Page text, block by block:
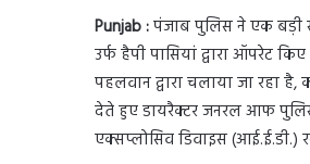
Punjab :पंजाब पुलिस ने एक बड़ी
उर्फ हैपी पासियां द्वारा ऑपरेट
पहलवान द्वारा चलाया जा रहा
देते हुए डायरैक्टर जनरल आफ पुलिस
एक्सप्लोसिव डिवाइस